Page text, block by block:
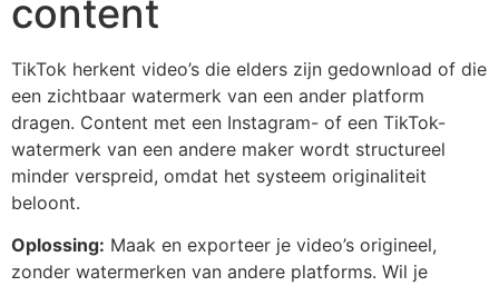
content
TikTok herkent video’s die elders zijn gedownload of die
een zichtbaar watermerk van een ander platform
dragen. Content met een Instagram- of een TikTok-
watermerk van een andere maker wordt structureel
minder verspreid, omdat het systeem originaliteit
beloont.
Oplossing: Maak en exporteer je video’s origineel,
zonder watermerken van andere platforms. Wil je